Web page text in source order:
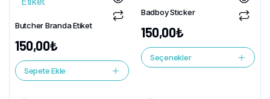
Butcher Branda Etiket
150,00₺
Sepete Ekle
Badboy Sticker
150,00₺
Seçenekler